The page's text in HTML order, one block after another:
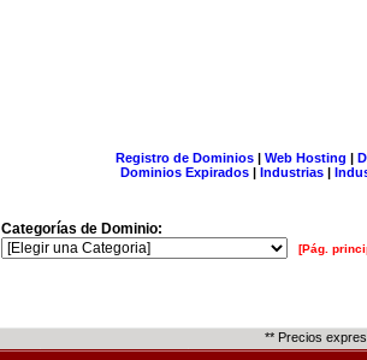
Registro de Dominios| Web Hosting |
Dominios Expirados | Industrias |
Categorías de Dominio:
[Pág.
** Precios